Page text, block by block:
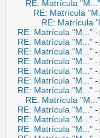
RE: Matrícula "M..."
RE: Matrícula
RE: Matrícula
RE: Matrícula "M..." -
RE: Matrícula "M..." -
RE: Matrícula "M..." -
RE: Matrícula "M..." -
RE: Matrícula "M..." -
RE: Matrícula "M..." -
RE: Matrícula "M..." -
RE: Matrícula "M..."
RE: Matrícula "M..." -
RE: Matrícula "M..." -
RE: Matrícula "M..." -